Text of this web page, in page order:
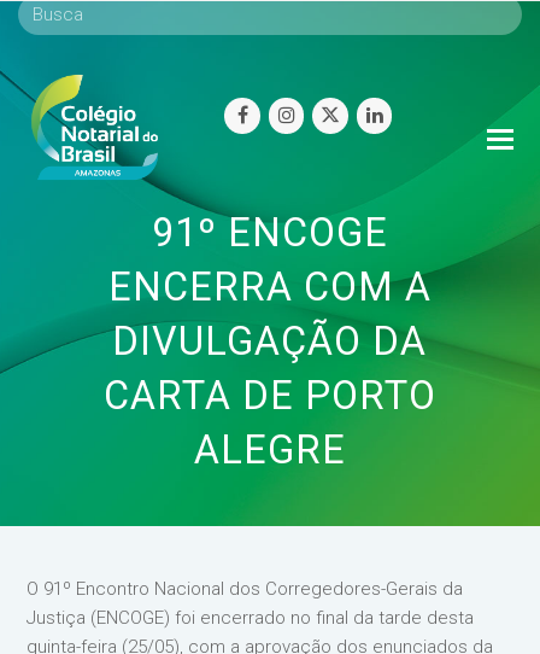
facebookinstagram
twitterlinkedin
91º ENCOGE
ENCERRA COM A
DIVULGAÇÃO DA
CARTA DE PORTO
ALEGRE
O 91º Encontro Nacional dos Corregedores-Gerais da
Justiça (ENCOGE) foi encerrado no final da tarde desta
quinta-feira (25/05), com a aprovação dos enunciados da